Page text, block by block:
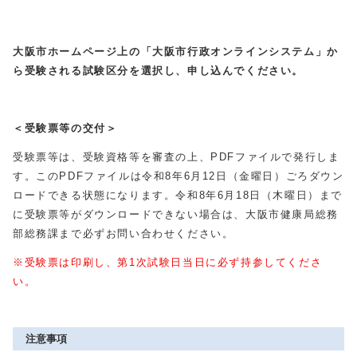
大阪市ホームページ上の「大阪市行政オンラインシステム」か
ら受験される試験区分を選択し、申し込んでください。
＜ 受験票等の交付＞
受験票等は、受験資格等を審査の上、PDFファイルで発行しま
す。このPDFファイルは令和8年6月12日（金曜日）ごろダウン
ロードできる状態になります。令和8年6月18日（木曜日）まで
に受験票等がダウンロードできない場合は、大阪市健康局総務
部総務課まで必ずお問い合わせください。
※受験票は印刷し、第1次試験日当日に必ず持参してくださ
い。
注意事項